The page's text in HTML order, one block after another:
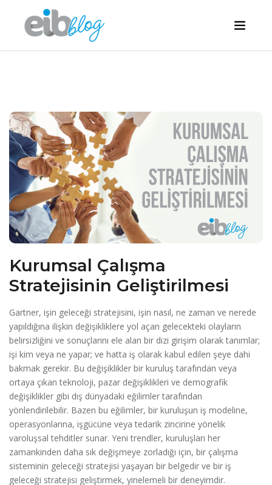
Kurumsal Çalışma
Stratejisinin Geliştirilmesi
Gartner, işin geleceği stratejisini, işin nasıl, ne zaman ve nerede
yapıldığına ilişkin değişikliklere yol açan gelecekteki olayların
belirsizliğini ve sonuçlarını ele alan bir dizi girişim olarak tanımlar;
işi kim veya ne yapar; ve hatta iş olarak kabul edilen şeye dahi
bakmak gerekir. Bu değişiklikler bir kuruluş tarafından veya
ortaya çıkan teknoloji, pazar değişiklikleri ve demografik
değişiklikler gibi dış dünyadaki eğilimler tarafından
yönlendirilebilir. Bazen bu eğilimler, bir kuruluşun iş modeline,
operasyonlarına, işgücüne veya tedarik zincirine yönelik
varoluşsal tehditler sunar. Yeni trendler, kuruluşları her
zamankinden daha sık değişmeye zorladığı için, bir çalışma
sisteminin geleceği stratejisi yaşayan bir belgedir ve bir iş
geleceği stratejisi geliştirmek, yinelemeli bir deneyimdir.